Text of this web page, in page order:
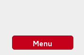
Menu